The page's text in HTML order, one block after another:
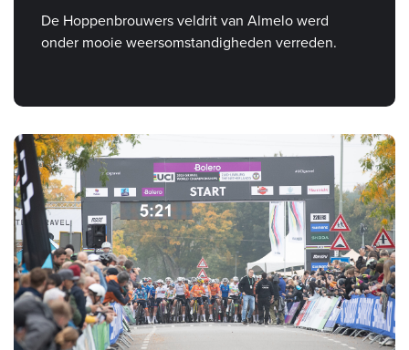
De Hoppenbrouwers veldrit van Almelo werd
onder mooie weersomstandigheden verreden.